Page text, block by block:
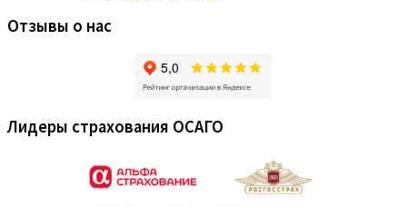
Отзывы о нас
Лидеры страхования ОСАГО